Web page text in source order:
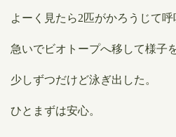
よーく見たら2匹がかろうじて呼
急いでビオトープへ移して様子
少しずつだけど泳ぎ出した。
ひとまずは安心。